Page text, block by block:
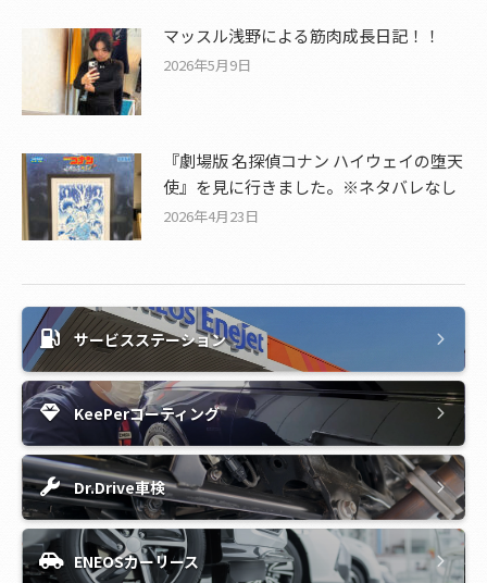
マッスル浅野による筋肉成長日記！！
2026年5月9日
『劇場版 名探偵コナン ハイウェイの堕天
使』を見に行きました。※ネタバレなし
2026年4月23日
サービスステーション
KeePerコーティング
Dr.Drive車検
ENEOSカーリース